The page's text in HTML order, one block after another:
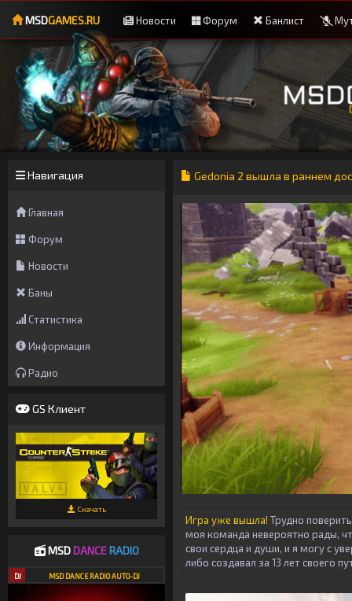
MSDGAMES.RU Новости Форум Банлист
Навигация
Главная
Форум
Новости
Баны
Статистика
Информация
Радио
GS Клиент
Скачать
MSDDANCE RADIO
DJ MSD DANCE RADIO AUTO-DJ
Gedonia 2 вышла в раннем
Игра уже вышла! Трудно
моя команда невероятно рады,
свои сердца и души, и я могу с
либо создавал за 13 лет своего